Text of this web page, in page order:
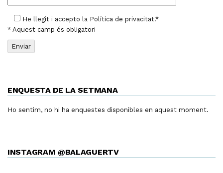
He llegit i accepto la Política de privacitat.*
* Aquest camp és obligatori
ENQUESTA DE LA SETMANA
Ho sentim, no hi ha enquestes disponibles en aquest moment.
INSTAGRAM @BALAGUERTV